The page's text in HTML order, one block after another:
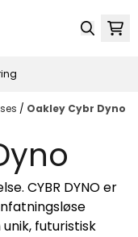
/ Oakley Cybr Dyno
CYBR DYNO er
futuristisk